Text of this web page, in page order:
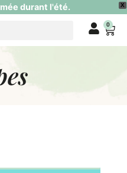
X
durant l'été.
0